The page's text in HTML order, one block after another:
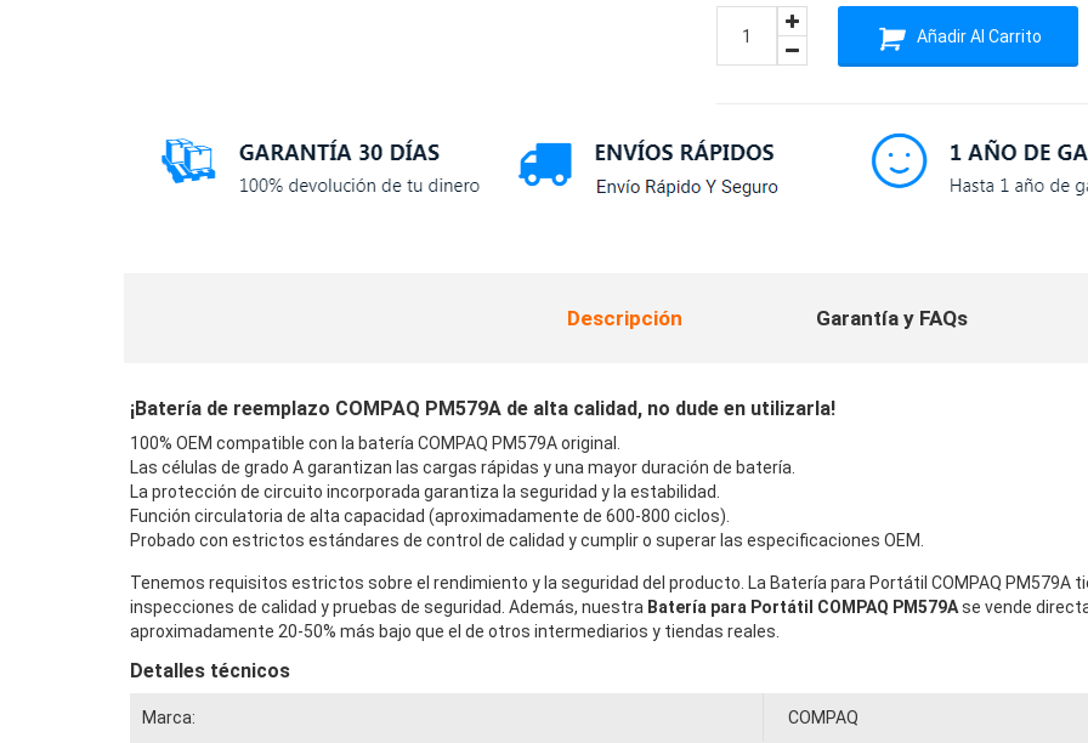
Añadir Al Carrito
Descripción Garantía y FAQs
¡Batería de reemplazo COMPAQ PM579A de alta calidad, no dude en utilizarla!
100% OEM compatible con la batería COMPAQ PM579A original.
Las células de grado A garantizan las cargas rápidas y una mayor duración de batería.
La protección de circuito incorporada garantiza la seguridad y la estabilidad.
Función circulatoria de alta capacidad (aproximadamente de 600-800 ciclos).
Probado con estrictos estándares de control de calidad y cumplir o superar las especificaciones OEM.
Tenemos requisitos estrictos sobre el rendimiento y la seguridad del producto. La Batería para Portátil COMPAQ PM579A
inspecciones de calidad y pruebas de seguridad. Además, nuestra Batería para Portátil COMPAQ PM579Ase vende
aproximadamente 20-50% más bajo que el de otros intermediarios y tiendas reales.
Detalles técnicos
Marca: COMPAQ